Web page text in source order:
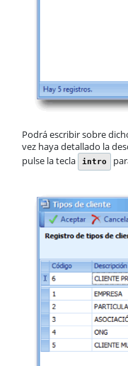
Podrá escribir sobre
vez haya detallado la
pulse la tecla
intro